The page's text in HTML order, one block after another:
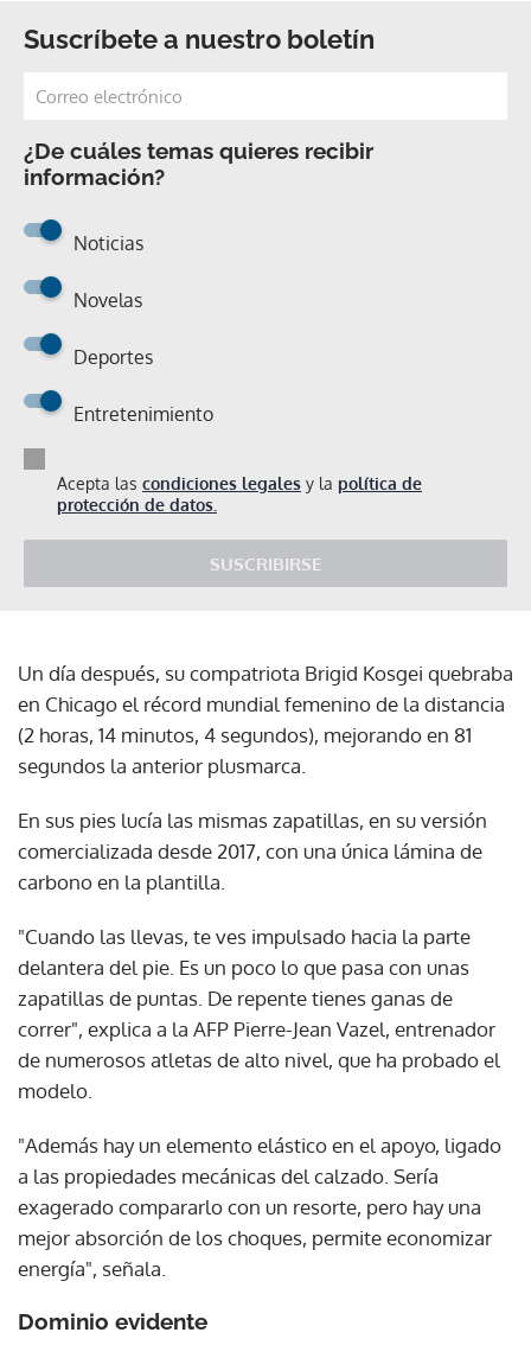
Suscríbete a nuestro boletín
¿De cuáles temas quieres recibir
información?
Noticias
Novelas
Deportes
Entretenimiento
Acepta las condiciones legales y la política de
protección de datos.
SUSCRIBIRSE
Un día después, su compatriota Brigid Kosgei quebraba
en Chicago el récord mundial femenino de la distancia
(2 horas, 14 minutos, 4 segundos), mejorando en 81
segundos la anterior plusmarca.
En sus pies lucía las mismas zapatillas, en su versión
comercializada desde 2017, con una única lámina de
carbono en la plantilla.
"Cuando las llevas, te ves impulsado hacia la parte
delantera del pie. Es un poco lo que pasa con unas
zapatillas de puntas. De repente tienes ganas de
correr", explica a la AFP Pierre-Jean Vazel, entrenador
de numerosos atletas de alto nivel, que ha probado el
modelo.
"Además hay un elemento elástico en el apoyo, ligado
a las propiedades mecánicas del calzado. Sería
exagerado compararlo con un resorte, pero hay una
mejor absorción de los choques, permite economizar
energía", señala.
Dominio evidente